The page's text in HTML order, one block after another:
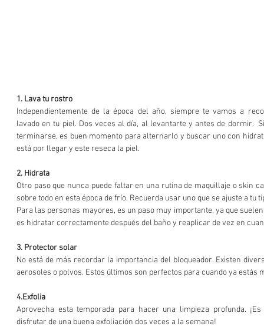
1. Lava tu rostro
Independientemente de la época del año, siempre te vamos a
lavado en tu piel. Dos veces al día, al levantarte y antes de dormir.
terminarse, es buen momento para alternarlo y buscar uno con
está por llegar y este reseca la piel.
2. Hidrata
Otro paso que nunca puede faltar en una rutina de maquillaje o skin
sobre todo en esta época de frío. Recuerda usar uno que se ajuste a tu
Para las personas mayores, es un paso muy importante, ya que
es hidratar correctamente después del baño y reaplicar de vez en
3. Protector solar
No está de más recordar la importancia del bloqueador. Existen
aerosoles o polvos. Estos últimos son perfectos para cuando ya estás
4.Exfolia
Aprovecha esta temporada para hacer una limpieza profunda.
disfrutar de una buena exfoliación dos veces a la semana!